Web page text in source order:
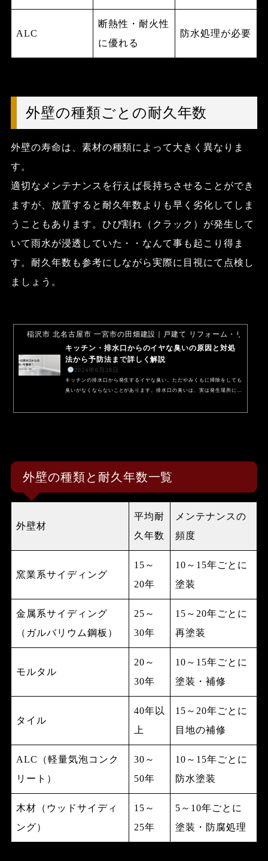
ALC
断熱性・耐火性
に優れる
防水処理が必要
外壁の種類ごとの耐久年数
外壁の寿命は、 素材の種類によって大きく異なりま
す。
適切なメンテナンスを行えば長持ちさせることができ
ますが、放置すると耐久年数よりも早く劣化してしま
うこともあります。ひび割れ（クラック）が発生して
いて雨水が浸透していた・・なんて事も起こり得ま
す。耐久年数も参考にしながら実際に目視にて点検し
ましょう。
稲沢市 北名古屋市 一宮市の田畑建設｜戸建て リフォーム・リノベ
キッチン・排水口からのイヤな臭いの原因と対処
法から予防法まで詳しく解説
2024年6月28日
キッチンの排水口から発生するイヤな臭い。ただやみくもに掃除をしても
臭いがなくならないことがあります。排水口の臭いは、実は発生場所によ
外壁の種類と耐久年数一覧
外壁材
平均耐
久年数
メンテナンスの
頻度
窯業系サイディング
15～
20年
10～15年ごとに
塗装
金属系サイディング
（ガルバリウム鋼板）
25～
30年
15～20年ごとに
再塗装
モルタル
20～
30年
10～15年ごとに
塗装・補修
タイル
40年以
上
15～20年ごとに
目地の補修
ALC（軽量気泡コンク
リート）
30～
50年
10～15年ごとに
防水塗装
木材（ウッドサイディ
ング）
15～
25年
5～10年ごとに
塗装・防腐処理